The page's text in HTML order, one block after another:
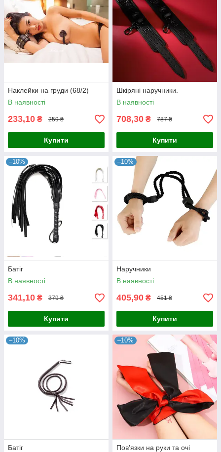
Наклейки на груди (68/2)
В наявності
233,10 ₴ 259 ₴
Купити
Шкіряні наручники.
В наявності
708,30 ₴ 787 ₴
Купити
–10%
Батіг
В наявності
341,10 ₴ 379 ₴
Купити
–10%
Наручники
В наявності
405,90 ₴ 451 ₴
Купити
–10%
Батіг
–10%
Пов'язки на руки та очі